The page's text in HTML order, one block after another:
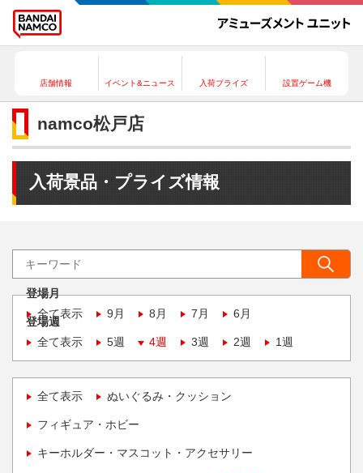
店舗情報 イベント&ニュース 入荷プライズ 設置ゲーム機
namco松戸店
入荷景品・プライズ情報
登場月
全て表示
9月 8月 7月 6月
登場週
全て表示
5週 4週 3週 2週 1週
全て表示 ぬいぐるみ・クッション
フィギュア・ホビー
キーホルダー・マスコット・アクセサリー